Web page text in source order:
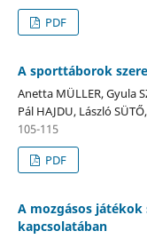
PDF
A sporttáborok
Anetta MÜLLER, Gyula
Pál HAJDU, László
105-115
PDF
A mozgásos játékok
kapcsolatában